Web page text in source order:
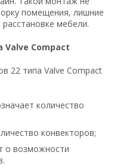
помещения, лишние
мебели.
Valve Compact
22 типа Valve Compact
количество
конвекторов;
о возможности